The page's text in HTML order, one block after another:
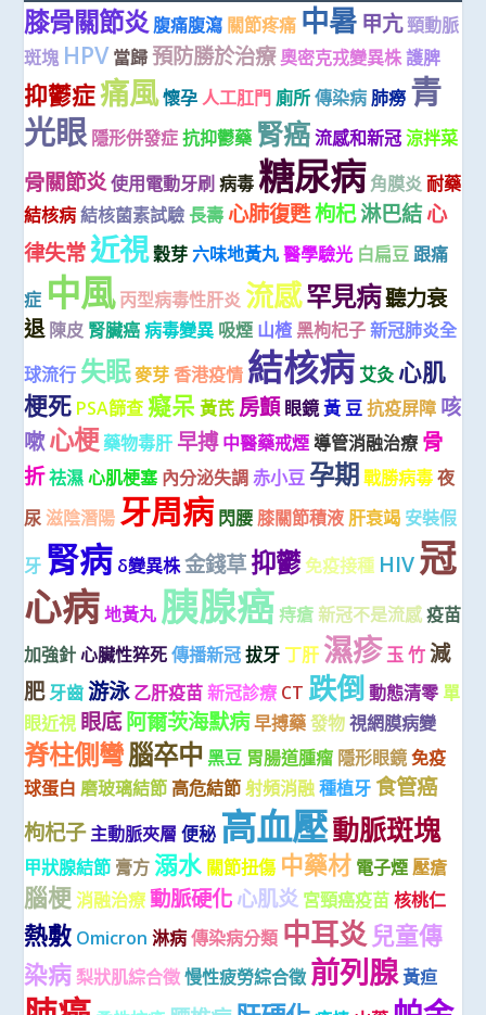
膝骨關節炎 腹痛腹瀉 關節疼痛 中暑 甲亢頸動脈
斑塊 HPV 當歸 預防勝於治療 奧密克戎變異株護脾
抑鬱症痛風懷孕 人工肛門 廁所 傳染病 肺癆 青
光眼 隱形併發症 抗抑鬱藥 腎癌 流感和新冠 涼拌菜
骨關節炎使用電動牙刷 病毒 糖尿病 角膜炎 耐藥
結核病 結核菌素試驗 長壽 心肺復甦枸杞淋巴結心
律失常近視穀芽 六味地黃丸 醫學驗光 白扁豆 跟痛
症 中風 丙型病毒性肝炎 流感罕見病聽力衰
退 陳皮 腎臟癌 病毒變異 吸煙 山楂 黑枸杞子 新冠肺炎全
球流行 失眠麥芽 香港疫情 結核病 艾灸 心肌
梗死 PSA篩查 癡呆 黃芪 房顫 眼鏡黃 豆 抗疫屏障 咳
嗽心梗 藥物毒肝 早搏 中醫藥戒煙 導管消融治療 骨
折祛濕 心肌梗塞 內分泌失調 赤小豆 孕期 戰勝病毒 夜
尿 滋陰潛陽 牙周病 閃腰 膝關節積液 肝衰竭 安裝假
牙 腎病 δ變異株金錢草抑鬱免疫接種 HIV冠
心病 地黃丸 胰腺癌 痔瘡 新冠不是流感 疫苗
加強針 心臟性猝死 傳播新冠 拔牙 丁肝 濕疹 玉 竹 減
肥牙齒 游泳 乙肝疫苗 新冠診療 CT 跌倒 動態清零 單
眼近視 眼底 阿爾茨海默病早搏藥 發物 視網膜病變
脊柱側彎腦卒中 黑豆 胃腸道腫瘤 隱形眼鏡 免疫
球蛋白 磨玻璃結節 高危結節 射頻消融 種植牙 食管癌
枸杞子 主動脈夾層 便秘 高血壓動脈斑塊
甲狀腺結節 膏方 溺水 關節扭傷 中藥材 電子煙 壓瘡
腦梗 消融治療 動脈硬化心肌炎 宮頸癌疫苗 核桃仁
熱敷 Omicron 淋病 傳染病分類 中耳炎 兒童傳
染病 梨狀肌綜合徵 慢性疲勞綜合徵 前列腺黃疸